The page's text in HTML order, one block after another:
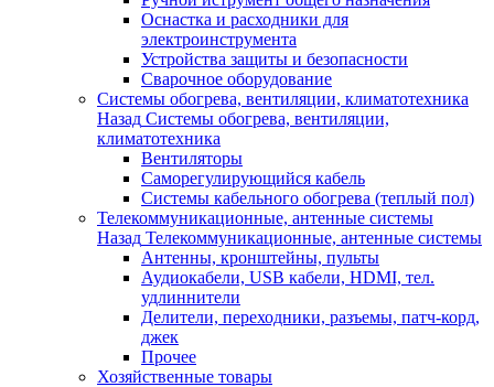
Оснастка и расходники для
электроинструмента
Устройства защиты и безопасности
Сварочное оборудование
Системы обогрева, вентиляции, климатотехника
Назад Системы обогрева, вентиляции,
климатотехника
Вентиляторы
Саморегулирующийся кабель
Системы кабельного обогрева (теплый пол)
Телекоммуникационные, антенные системы
Назад Телекоммуникационные, антенные системы
Антенны, кронштейны, пульты
Аудиокабели, USB кабели, HDMI, тел.
удлиннители
Делители, переходники, разъемы, патч-корд,
джек
Прочее
Хозяйственные товары